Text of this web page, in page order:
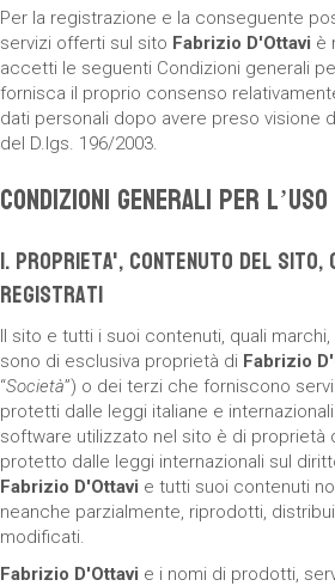
Per la registrazione e la conseguente
servizi offerti sul sito Fabrizio D'Ottavi è
accetti le seguenti Condizioni generali
fornisca il proprio consenso
dati personali dopo avere preso visione
del D.lgs. 196/2003.
Condizioni generali per
1. Proprieta', Contenuto del Sito,
Registrati
Il sito e tutti i suoi contenuti, quali
sono di esclusiva proprietà di Fabrizio
“Società”) o dei terzi che forniscono
protetti dalle leggi italiane e
software utilizzato nel sito è di proprietà
protetto dalle leggi internazionali sul
Fabrizio D'Ottavi e tutti suoi contenuti
neanche parzialmente, riprodotti,
modificati.
Fabrizio D'Ottavi e i nomi di prodotti,